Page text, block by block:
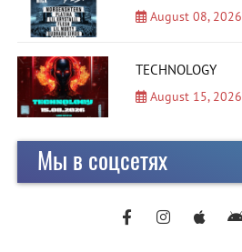
August 08, 2026
TECHNOLOGY
August 15, 2026
Мы в соцсетях